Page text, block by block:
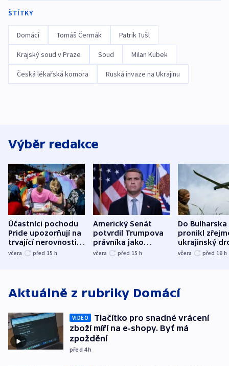
ŠTÍTKY
Domácí Tomáš Čermák Patrik Tušl
Krajský soud v Praze Soud Milan Kubek
Česká lékařská komora Ruská invaze na Ukrajinu
Výběr redakce
Účastníci pochodu
Pride upozorňují na
trvající nerovnosti i
společenskou
včera před 15 h
Americký Senát
potvrdil Trumpova
právníka jako
ministra
včera před 15 h
Do Bulharska
pronikl
ukrajinský
explodoval
včera před 16 h
Aktuálně z rubriky Domácí
VIDEO
Tlačítko pro snadné vrácení
zboží míří na e-shopy. Byť má
zpoždění
před 4h